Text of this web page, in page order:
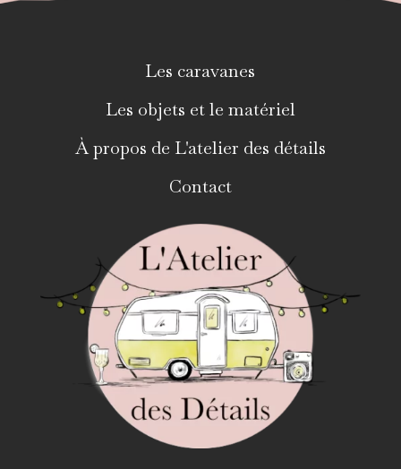
Les caravanes
Les objets et le matériel
À propos de L'atelier des détails
Contact